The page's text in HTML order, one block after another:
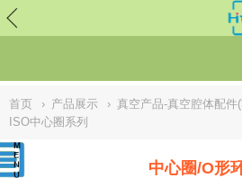
// replaced by scott on 2026/7/20 reason:
Implementation Of Subresource Integrity /*
首页 › 产品展示 › 真空产品-真空腔体配件
ISO中心圈系列
中心圈/O形